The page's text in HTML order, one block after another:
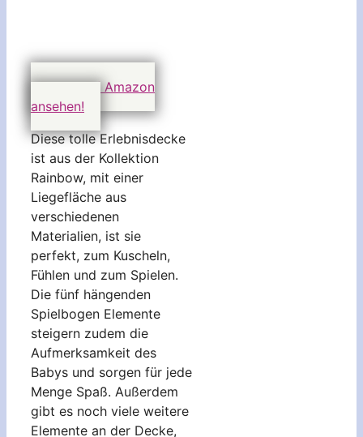
Preis auf Amazon
ansehen!
Diese tolle Erlebnisdecke
ist aus der Kollektion
Rainbow, mit einer
Liegefläche aus
verschiedenen
Materialien, ist sie
perfekt, zum Kuscheln,
Fühlen und zum Spielen.
Die fünf hängenden
Spielbogen Elemente
steigern zudem die
Aufmerksamkeit des
Babys und sorgen für jede
Menge Spaß. Außerdem
gibt es noch viele weitere
Elemente an der Decke,